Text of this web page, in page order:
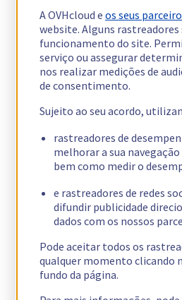
A OVHcloud e os seus
website. Alguns
funcionamento do site.
serviço ou assegurar
nos realizar medições de
de consentimento.
Sujeito ao seu acordo,
rastreadores de
melhorar a sua
bem como medir o
e rastreadores de redes
difundir publicidade
dados com os nossos
Pode aceitar todos os
qualquer momento clicando
fundo da página.